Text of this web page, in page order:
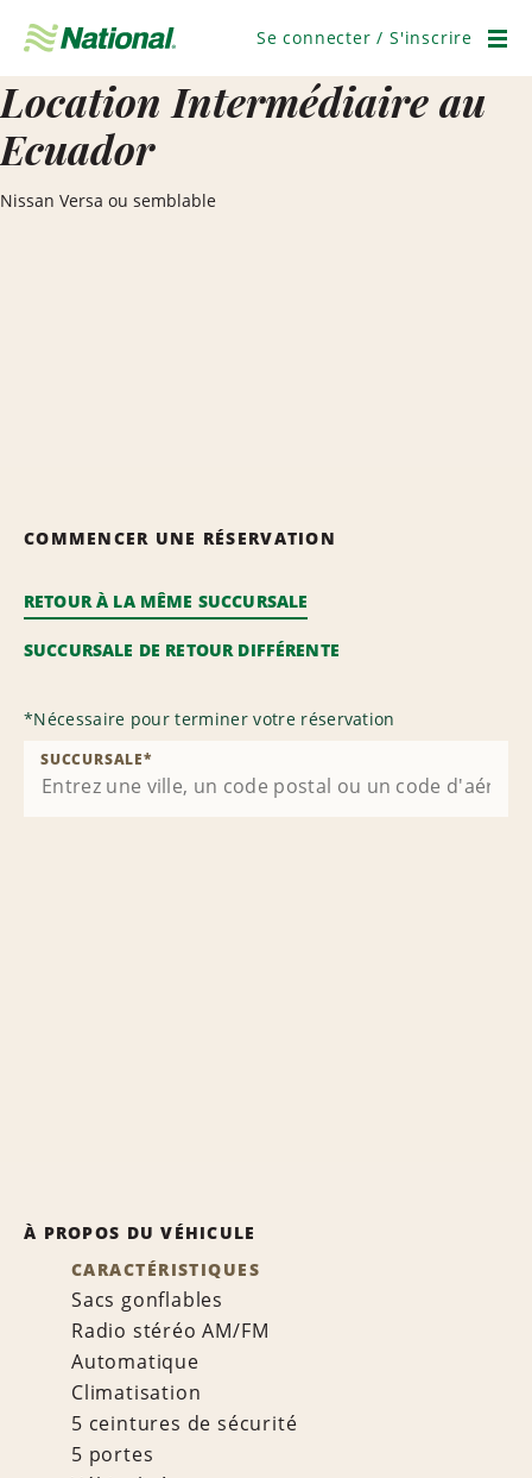
navigation
Se connecter / S'inscrire
Location Intermédiaire au
Ecuador
Nissan Versa ou semblable
COMMENCER UNE RÉSERVATION
RETOUR À LA MÊME SUCCURSALE
SUCCURSALE DE RETOUR DIFFÉRENTE
*Nécessaire pour terminer votre réservation
SUCCURSALE*
À PROPOS DU VÉHICULE
CARACTÉRISTIQUES
Sacs gonflables
Radio stéréo AM/FM
Automatique
Climatisation
5 ceintures de sécurité
5 portes